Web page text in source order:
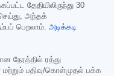
தேதியிலிருந்து 30
அந்தக்
பெறலாம். அடிக்கடி
நேரத்தில் ரத்து
பதிவு/கொள்முதல் பக்க